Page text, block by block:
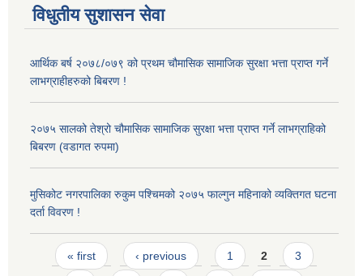
विधुतीय सुशासन सेवा
आर्थिक बर्ष २०७८/०७९ को प्रथम चौमासिक सामाजिक सुरक्षा भत्ता प्राप्त गर्ने
लाभग्राहीहरुको बिबरण !
२०७५ सालको तेश्रो चौमासिक सामाजिक सुरक्षा भत्ता प्राप्त गर्ने लाभग्राहिको
बिबरण (वडागत रुपमा)
मुसिकोट नगरपालिका रुकुम पश्चिमको २०७५ फाल्गुन महिनाको व्यक्तिगत घटना
दर्ता विवरण !
Pages
« first ‹ previous 1 2 3